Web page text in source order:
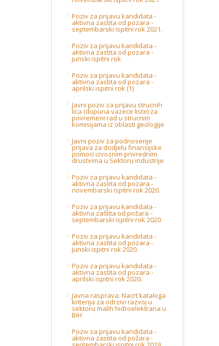
Poziv za prijavu kandidata -
aktivna zastita od pozara -
septembarski ispitni rok 2021.
Poziv za prijavu kandidata -
aktivna zastita od pozara -
junski ispitni rok
Poziv za prijavu kandidata -
aktivna zastita od pozara -
aprilski ispitni rok (1)
Javni poziv za prijavu strucnih
lica (dopuna vazece liste) za
povremeni rad u strucnim
komisijama iz oblasti geologije
Javni poziv za podnosenje
prijava za dodjelu finansijske
pomoci izvoznim privrednim
drustvima u Sektoru industrije
Poziv za prijavu kandidata -
aktivna zastita od pozara -
novembarski ispitni rok 2020.
Poziv za prijavu kandidata -
aktivna zaštita od požara -
septembarski ispitni rok 2020.
Poziv za prijavu kandidata -
aktivna zastita od pozara -
junski ispitni rok 2020.
Poziv za prijavu kandidata -
aktivna zastita od pozara -
aprilski ispitni rok 2020.
Javna rasprava: Nacrt kataloga
kriterija za odrzivi razvoj u
sektoru malih hidroelektrana u
BiH
Poziv za prijavu kandidata -
aktivna zastita od požara -